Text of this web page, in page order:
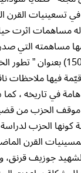
في تسعينيات القرن
مساهمات اثرت
مساهمته التي
العدد (150) بعنوان ”
فيها ملاحظات
في تاريخه ،
الحزب من
كونها الحزب
القرن
جوزيف قرنق،